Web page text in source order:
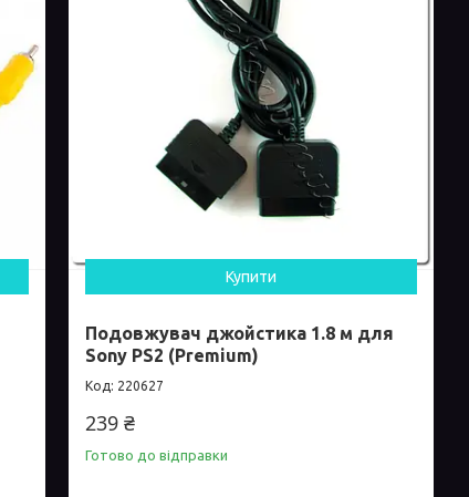
Купити
Подовжувач джойстика 1.8 м для
Sony PS2 (Premium)
220627
239 ₴
Готово до відправки